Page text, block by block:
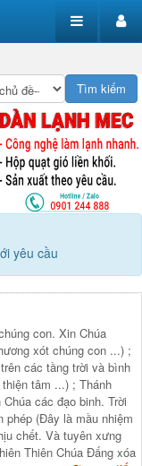
yêu cầu
con. Xin Chúa
xót chúng con ...) ;
các tầng trời và bình
tâm ...) ; Thánh
các đạo binh. Trời
phép (Đây là mầu nhiệm
chết. Và tuyên xưng
Thiên Chúa Đấng xóa